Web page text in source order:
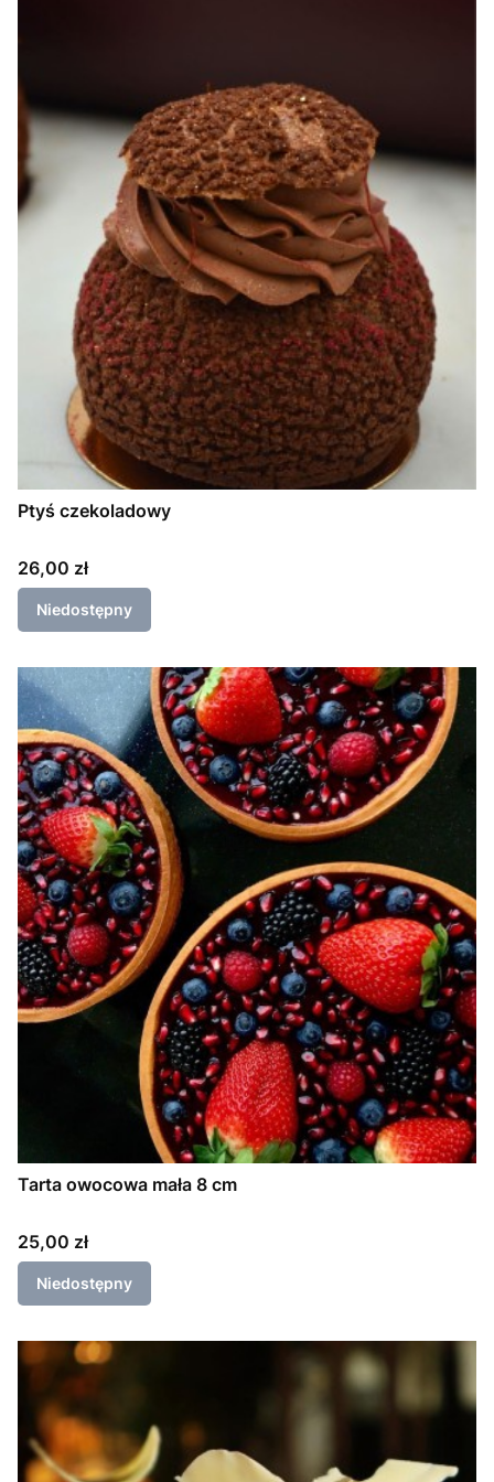
Ptyś czekoladowy
Cena
26,00 zł
Niedostępny
Tarta owocowa mała 8 cm
Cena
25,00 zł
Niedostępny